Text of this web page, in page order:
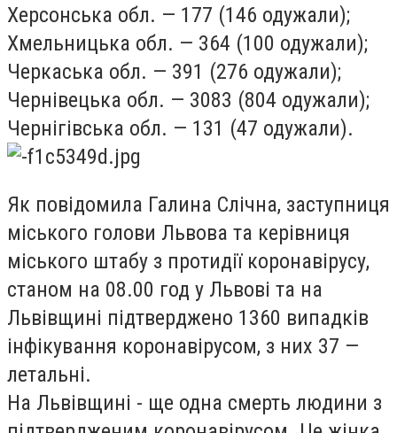
Херсонська обл. — 177 (146 одужали);
Хмельницька обл. — 364 (100 одужали);
Черкаська обл. — 391 (276 одужали);
Чернівецька обл. — 3083 (804 одужали);
Чернігівська обл. — 131 (47 одужали).
Як повідомила Галина Слічна, заступниця
міського голови Львова та керівниця
міського штабу з протидії коронавірусу,
станом на 08.00 год у Львові та на
Львівщині підтверджено 1360 випадків
інфікування коронавірусом, з них 37 —
летальні.
На Львівщині - ще одна смерть людини з